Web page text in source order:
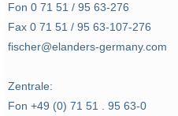
Fon 0 71 51 / 95 63-276
Fax 0 71 51 / 95 63-107-276
fischer@elanders-germany.com
Zentrale:
Fon +49 (0) 71 51 . 95 63-0